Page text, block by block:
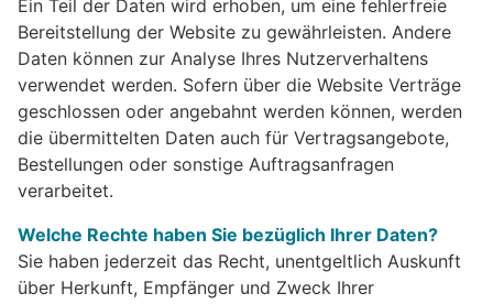
Ein Teil der Daten wird erhoben, um eine fehlerfreie
Bereitstellung der Website zu gewährleisten. Andere
Daten können zur Analyse Ihres Nutzerverhaltens
verwendet werden. Sofern über die Website Verträge
geschlossen oder angebahnt werden können, werden
die übermittelten Daten auch für Vertragsangebote,
Bestellungen oder sonstige Auftragsanfragen
verarbeitet.
Welche Rechte haben Sie bezüglich Ihrer Daten?
Sie haben jederzeit das Recht, unentgeltlich Auskunft
über Herkunft, Empfänger und Zweck Ihrer